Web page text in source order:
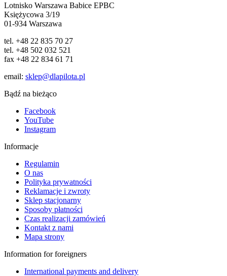
Lotnisko Warszawa Babice EPBC
Księżycowa 3/19
01-934 Warszawa
tel. +48 22 835 70 27
tel. +48 502 032 521
fax +48 22 834 61 71
email: sklep@dlapilota.pl
Bądź na bieżąco
Facebook
YouTube
Instagram
Informacje
Regulamin
O nas
Polityka prywatności
Reklamacje i zwroty
Sklep stacjonarny
Sposoby płatności
Czas realizacji zamówień
Kontakt z nami
Mapa strony
Information for foreigners
International payments and delivery